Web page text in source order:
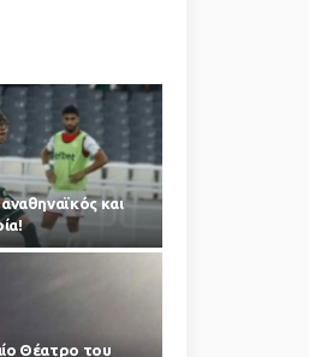
και
Θέατρο του